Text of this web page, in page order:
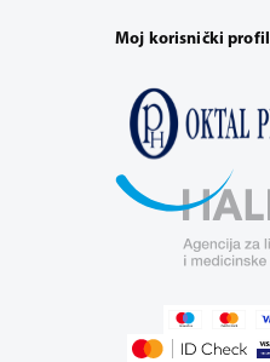
Moj korisnički profil